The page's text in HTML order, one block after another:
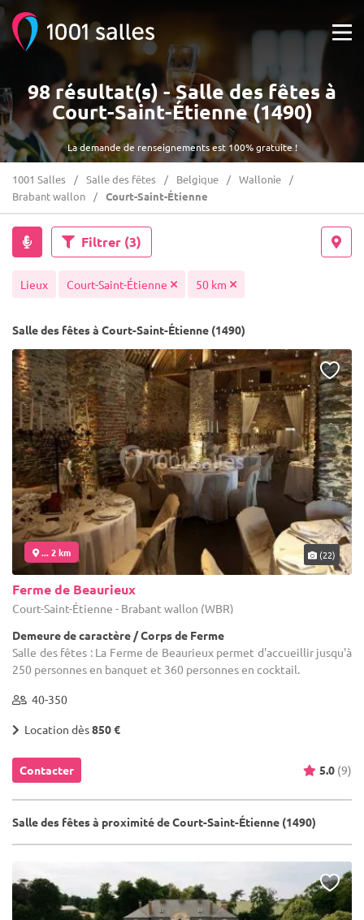
La demande de renseignements est 100% gratuite !
98 résultat(s) - Salle des fêtes à
Court-Saint-Étienne (1490)
1001 Salles Salle des fêtes Belgique
Wallonie
Brabant wallon
Court-Saint-Étienne
Filtrer (3)
Lieux Court-Saint-Étienne 50 km
Salle des fêtes à Court-Saint-Étienne (1490)
... 2 km (22)
Ferme de Beaurieux
Court-Saint-Étienne - Brabant wallon (WBR)
Demeure de caractère / Corps de Ferme
Salle des fêtes : La Ferme de Beaurieux permet d'accueillir jusqu'à
250 personnes en banquet et 360 personnes en cocktail.
40-350
Location dès850 €
Contacter 5.0 (9)
Salle des fêtes à proximité de Court-Saint-Étienne (1490)